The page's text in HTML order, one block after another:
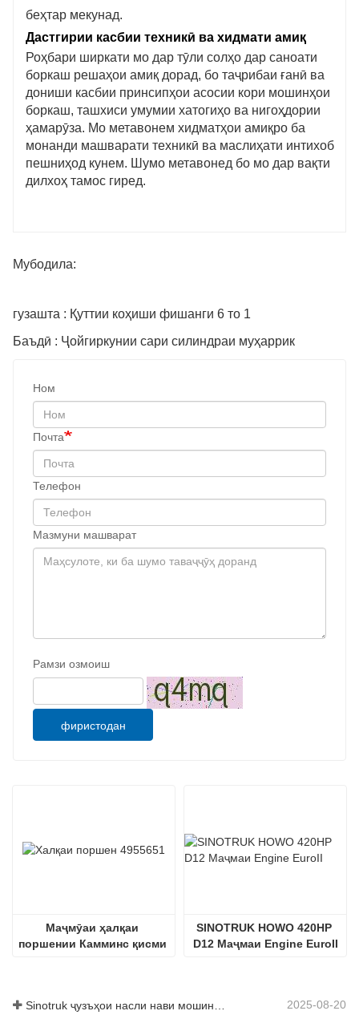
беҳтар мекунад.
Дастгирии касбии техникӣ ва хидмати амиқ
Роҳбари ширкати мо дар тӯли солҳо дар саноати
боркаш решаҳои амиқ дорад, бо таҷрибаи ғанӣ ва
дониши касбии принсипҳои асосии кори мошинҳои
боркаш, ташхиси умумии хатогиҳо ва нигоҳдории
ҳамарӯза. Мо метавонем хидматҳои амиқро ба
монанди машварати техникӣ ва маслиҳати интихоб
пешниҳод кунем. Шумо метавонед бо мо дар вақти
дилхоҳ тамос гиред.
Мубодила:
гузашта : Қуттии коҳиши фишанги 6 то 1
Баъдӣ : Ҷойгиркунии сари силиндраи муҳаррик
Ном
Почта
Телефон
Мазмуни машварат
Рамзи озмоиш
фиристодан
Маҷмӯаи ҳалқаи
поршении Камминс қисми
SINOTRUK HOWO 420HP
D12 Маҷмаи Engine EuroII
2025-08-20